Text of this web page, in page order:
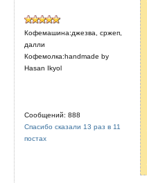
Кофемашина:джезва, сржеп,
далли
Кофемолка:handmade by
Hasan Ikyol
Сообщений: 888
Спасибо сказали 13 раз в 11
постах